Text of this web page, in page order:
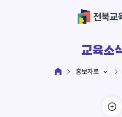
전북교
교육소
홍보자료